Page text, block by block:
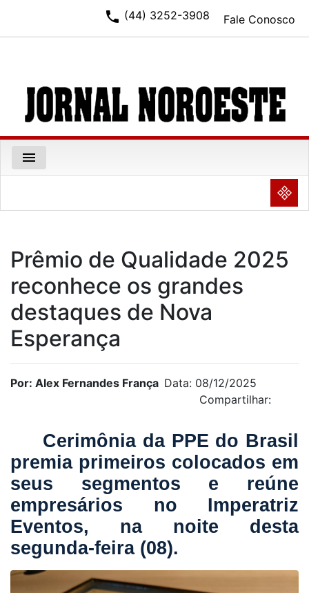
Fale Conosco
phone (44) 3252-3908
menu
NULL
Prêmio de Qualidade 2025
reconhece os grandes
destaques de Nova
Esperança
Por: Alex Fernandes França Data: 08/12/2025
Compartilhar:
Cerimônia da PPE do Brasil
premia primeiros colocados em
seus segmentos e reúne
empresários no Imperatriz
Eventos, na noite desta
segunda-feira (08).